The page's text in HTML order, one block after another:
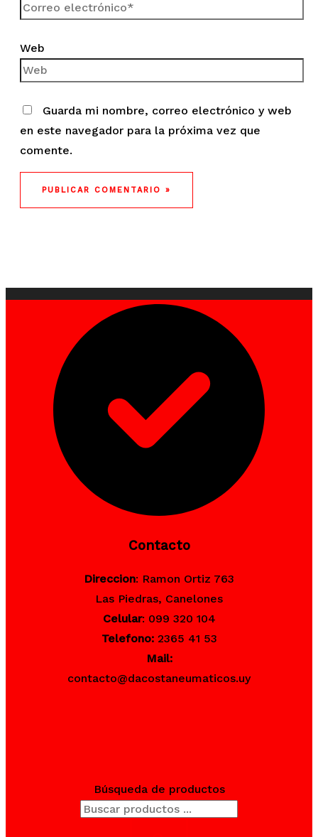
Web
Guarda mi nombre, correo electrónico y web
en este navegador para la próxima vez que
comente.
Contacto
Direccion: Ramon Ortiz 763
Las Piedras, Canelones
Celular: 099 320 104
Telefono:2365 41 53
Mail:
contacto@dacostaneumaticos.uy
Búsqueda de productos